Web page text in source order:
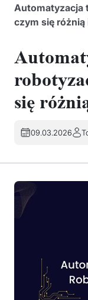
Automatyzacja
czym się
się
09.03.2026